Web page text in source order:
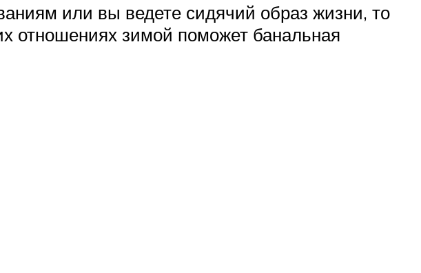
или вы ведете сидячий образ жизни, то
отношениях зимой поможет банальная